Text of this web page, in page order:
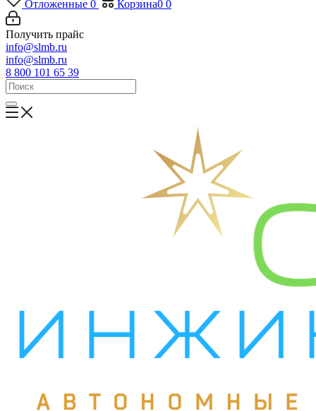
Отложенные 0 Корзина0 0
Получить прайс
info@slmb.ru
info@slmb.ru
8 800 101 65 39